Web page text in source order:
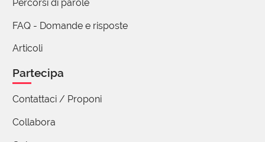
Percorsi di parole
FAQ - Domande e risposte
Articoli
Partecipa
Contattaci / Proponi
Collabora